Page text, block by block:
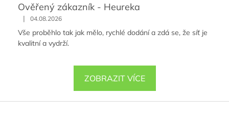
Ověřený zákazník - Heureka
| 04.08.2026
Vše proběhlo tak jak mělo, rychlé dodání a zdá se, že síť je
kvalitní a vydrží.
ZOBRAZIT VÍCE
Z